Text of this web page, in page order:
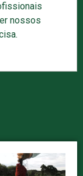
nossos